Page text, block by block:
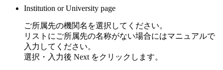
Institution or University page
ご所属先の機関名を選択してください。
リストにご所属先の名称がない場合にはマニュアルで
入力してください。
選択・入力後 Next をクリックします。